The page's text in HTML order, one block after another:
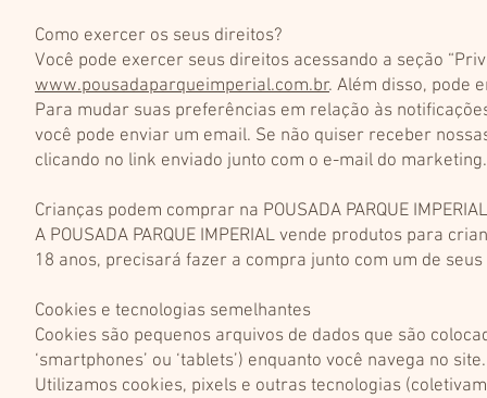
Como exercer os seus direitos?
Você pode exercer seus direitos acessando a seção
www.pousadaparqueimperial.com.br. Além disso, pode
Para mudar suas preferências em relação às
você pode enviar um email. Se não quiser receber
clicando no link enviado junto com o e-mail do marketing.
Crianças podem comprar na POUSADA PARQUE
A POUSADA PARQUE IMPERIAL vende produtos para
18 anos, precisará fazer a compra junto com um de
Cookies e tecnologias semelhantes
Cookies são pequenos arquivos de dados que são
‘smartphones’ ou ‘tablets’) enquanto você navega no site.
Utilizamos cookies, pixels e outras tecnologias